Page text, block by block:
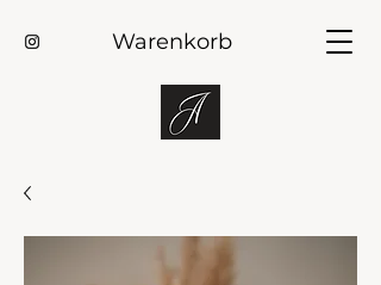
Warenkorb